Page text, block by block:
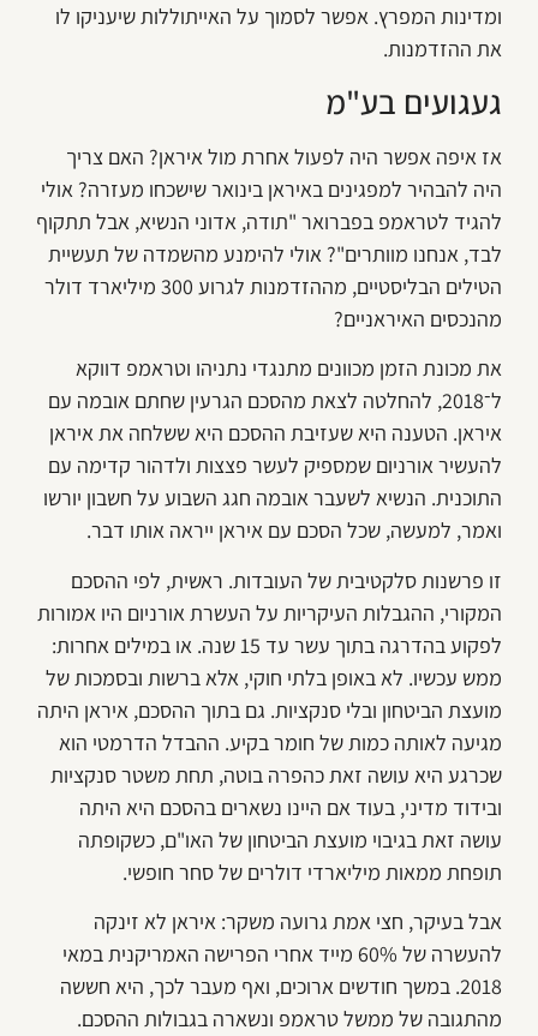
ומדינות המפרץ. אפשר לסמוך על האייתוללות שיעניקו לו
את ההזדמנות.
געגועים בע"מ
אז איפה אפשר היה לפעול אחרת מול איראן? האם צריך
היה להבהיר למפגינים באיראן בינואר שישכחו מעזרה? אולי
להגיד לטראמפ בפברואר "תודה, אדוני הנשיא, אבל תתקוף
לבד, אנחנו מוותרים"? אולי להימנע מהשמדה של תעשיית
הטילים הבליסטיים, מההזדמנות לגרוע 300 מיליארד דולר
מהנכסים האיראניים?
את מכונת הזמן מכוונים מתנגדי נתניהו וטראמפ דווקא
ל־2018, להחלטה לצאת מהסכם הגרעין שחתם אובמה עם
איראן. הטענה היא שעזיבת ההסכם היא ששלחה את איראן
להעשיר אורניום שמספיק לעשר פצצות ולדהור קדימה עם
התוכנית. הנשיא לשעבר אובמה חגג השבוע על חשבון יורשו
ואמר, למעשה, שכל הסכם עם איראן ייראה אותו דבר.
זו פרשנות סלקטיבית של העובדות. ראשית, לפי ההסכם
המקורי, ההגבלות העיקריות על העשרת אורניום היו אמורות
לפקוע בהדרגה בתוך עשר עד 15 שנה. או במילים אחרות:
ממש עכשיו. לא באופן בלתי חוקי, אלא ברשות ובסמכות של
מועצת הביטחון ובלי סנקציות. גם בתוך ההסכם, איראן היתה
מגיעה לאותה כמות של חומר בקיע. ההבדל הדרמטי הוא
שכרגע היא עושה זאת כהפרה בוטה, תחת משטר סנקציות
ובידוד מדיני, בעוד אם היינו נשארים בהסכם היא היתה
עושה זאת בגיבוי מועצת הביטחון של האו"ם, כשקופתה
תופחת ממאות מיליארדי דולרים של סחר חופשי.
אבל בעיקר, חצי אמת גרועה משקר: איראן לא זינקה
להעשרה של 60% מייד אחרי הפרישה האמריקנית במאי
2018. במשך חודשים ארוכים, ואף מעבר לכך, היא חששה
מהתגובה של ממשל טראמפ ונשארה בגבולות ההסכם.